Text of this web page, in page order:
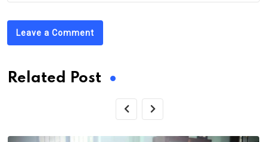
Leave a Comment
Related Post